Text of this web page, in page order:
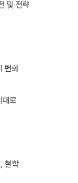
및 전략
변화
대로
철학